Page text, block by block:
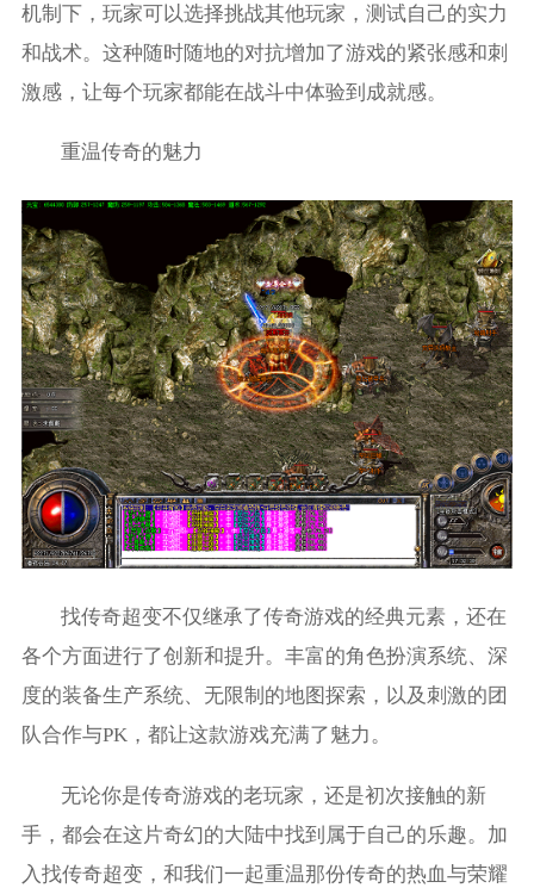
机制下，玩家可以选择挑战其他玩家，测试自己的实力
和战术。这种随时随地的对抗增加了游戏的紧张感和刺
激感，让每个玩家都能在战斗中体验到成就感。
重温传奇的魅力
找传奇超变不仅继承了传奇游戏的经典元素，还在
各个方面进行了创新和提升。丰富的角色扮演系统、深
度的装备生产系统、无限制的地图探索，以及刺激的团
队合作与PK，都让这款游戏充满了魅力。
无论你是传奇游戏的老玩家，还是初次接触的新
手，都会在这片奇幻的大陆中找到属于自己的乐趣。加
入找传奇超变，和我们一起重温那份传奇的热血与荣耀